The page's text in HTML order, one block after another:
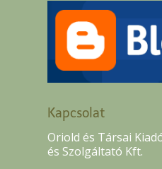
Kapcsolat
Oriold és Társai
és Szolgáltató Kft.